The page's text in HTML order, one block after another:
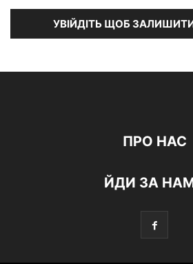
УВІЙДІТЬ ЩОБ
ПРО НАС
ЙДИ ЗА